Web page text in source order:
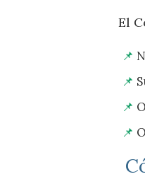
El